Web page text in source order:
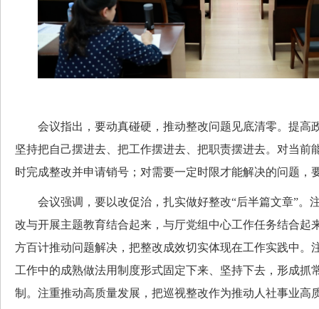
会议指出，要动真碰硬，推动整改问题见底清零。提高
坚持把自己摆进去、把工作摆进去、把职责摆进去。对当前
时完成整改并申请销号；对需要一定时限才能解决的问题，
会议强调，要以改促治，扎实做好整改“后半篇文章”。
改与开展主题教育结合起来，与厅党组中心工作任务结合起
方百计推动问题解决，把整改成效切实体现在工作实践中。
工作中的成熟做法用制度形式固定下来、坚持下去，形成抓
制。注重推动高质量发展，把巡视整改作为推动人社事业高